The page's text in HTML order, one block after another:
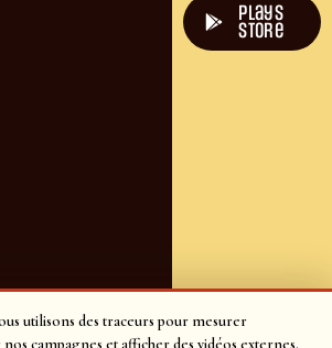
utilisons des traceurs pour mesurer
campagnes et afficher des vidéos externes.
plays
store